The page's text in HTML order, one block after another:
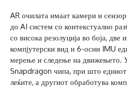
AR очилата имаат камери и
до AI систем со контекстуално
со висока резолуција во боја, две
компјутерски вид и 6-осни IMU
мерење и следење на движењето.
Snapdragon чипа, при што едниот
леќите, а другиот обработува